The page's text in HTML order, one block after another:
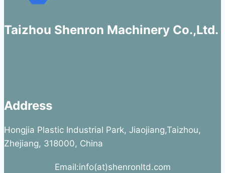
Taizhou Shenron Machinery Co.,Ltd.
Address
Hongjia Plastic Industrial Park, Jiaojiang,Taizhou,
Zhejiang, 318000, China
Email:info(at)shenronltd.com